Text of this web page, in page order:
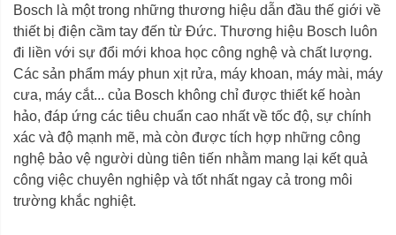
Bosch là một trong những thương hiệu dẫn đầu thế giới về
thiết bị điện cầm tay đến từ Đức. Thương hiệu Bosch luôn
đi liền với sự đổi mới khoa học công nghệ và chất lượng.
Các sản phẩm máy phun xịt rửa, máy khoan, máy mài, máy
cưa, máy cắt... của Bosch không chỉ được thiết kế hoàn
hảo, đáp ứng các tiêu chuẩn cao nhất về tốc độ, sự chính
xác và độ mạnh mẽ, mà còn được tích hợp những công
nghệ bảo vệ người dùng tiên tiến nhằm mang lại kết quả
công việc chuyên nghiệp và tốt nhất ngay cả trong môi
trường khắc nghiệt.